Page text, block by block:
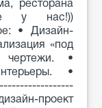
ресторана
у нас!))
• Дизайн-
«под
чертежи. •
•
проект